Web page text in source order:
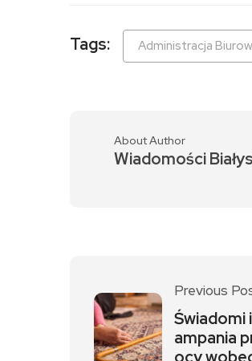
Tags: Administracja
About Author
Wiadomości
Previous
Świadomi
ampania